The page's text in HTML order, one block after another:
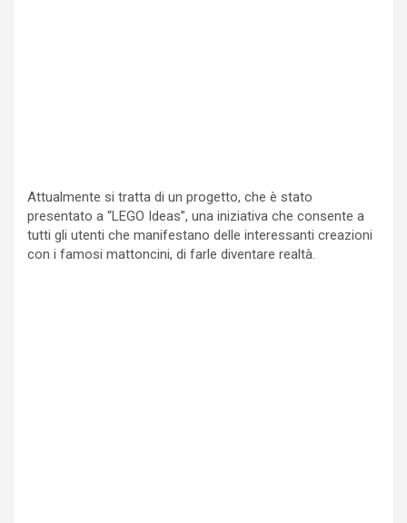
Attualmente si tratta di un progetto, che è stato
presentato a “LEGO Ideas”, una iniziativa che consente a
tutti gli utenti che manifestano delle interessanti creazioni
con i famosi mattoncini, di farle diventare realtà.